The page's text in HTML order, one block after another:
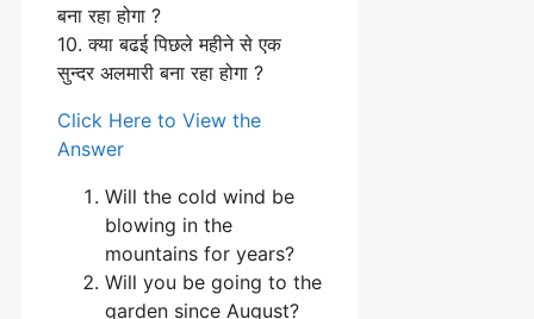
बना रहा होगा ?
10. क्या बढई पिछले महीने से एक
सुन्दर अलमारी बना रहा होगा ?
Click Here to View the
Answer
Will the cold wind be
blowing in the
mountains for years?
Will you be going to the
garden since August?